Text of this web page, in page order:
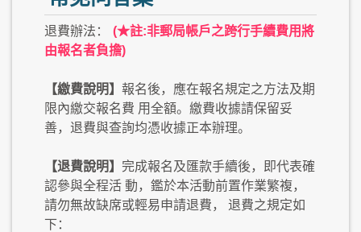
退費辦法：
(★註:非郵局帳戶之跨行手續費用將
由報名者負擔)
【繳費說明】 報名後，應在報名規定之方法及期
限內繳交報名費 用全額。繳費收據請保留妥
善，退費與查詢均憑收據正本辦理。
【退費說明】 完成報名及匯款手續後，即代表確
認參與全程活 動，鑑於本活動前置作業繁複，
請勿無故缺席或輕易申請退費， 退費之規定如
下：